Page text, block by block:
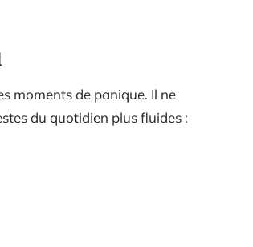
moments de panique. Il ne
du quotidien plus fluides :